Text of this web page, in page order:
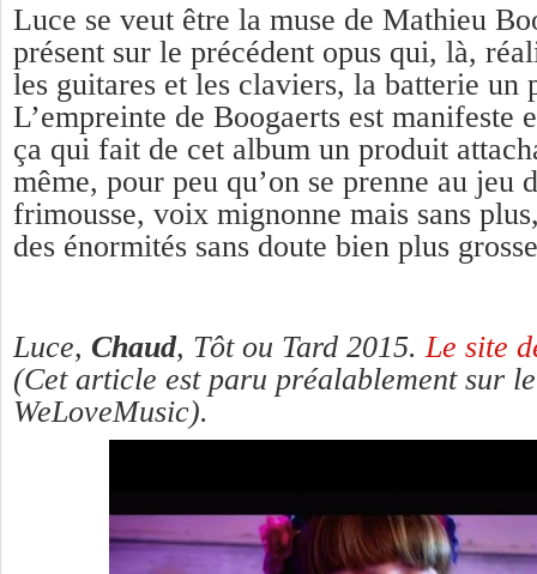
Luce se veut être la muse de Mathieu
présent sur le précédent opus qui, là,
les guitares et les claviers, la batterie un
L’empreinte de Boogaerts est manifeste
ça qui fait de cet album un produit
même, pour peu qu’on se prenne au jeu
frimousse, voix mignonne mais sans
des énormités sans doute bien plus
Luce, Chaud, Tôt ou Tard 2015. Le site
(Cet article est paru préalablement sur
WeLoveMusic).